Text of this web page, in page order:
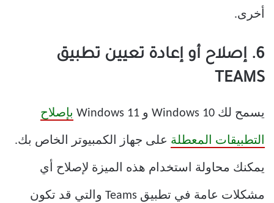
أخرى.
6. إصلاح أو إعادة تعيين تطبيق
TEAMS
يسمح لك Windows 10 و Windows 11 بإصلاح
التطبيقات المعطلة على جهاز الكمبيوتر الخاص بك.
يمكنك محاولة استخدام هذه الميزة لإصلاح أي
مشكلات عامة في تطبيق Teams والتي قد تكون